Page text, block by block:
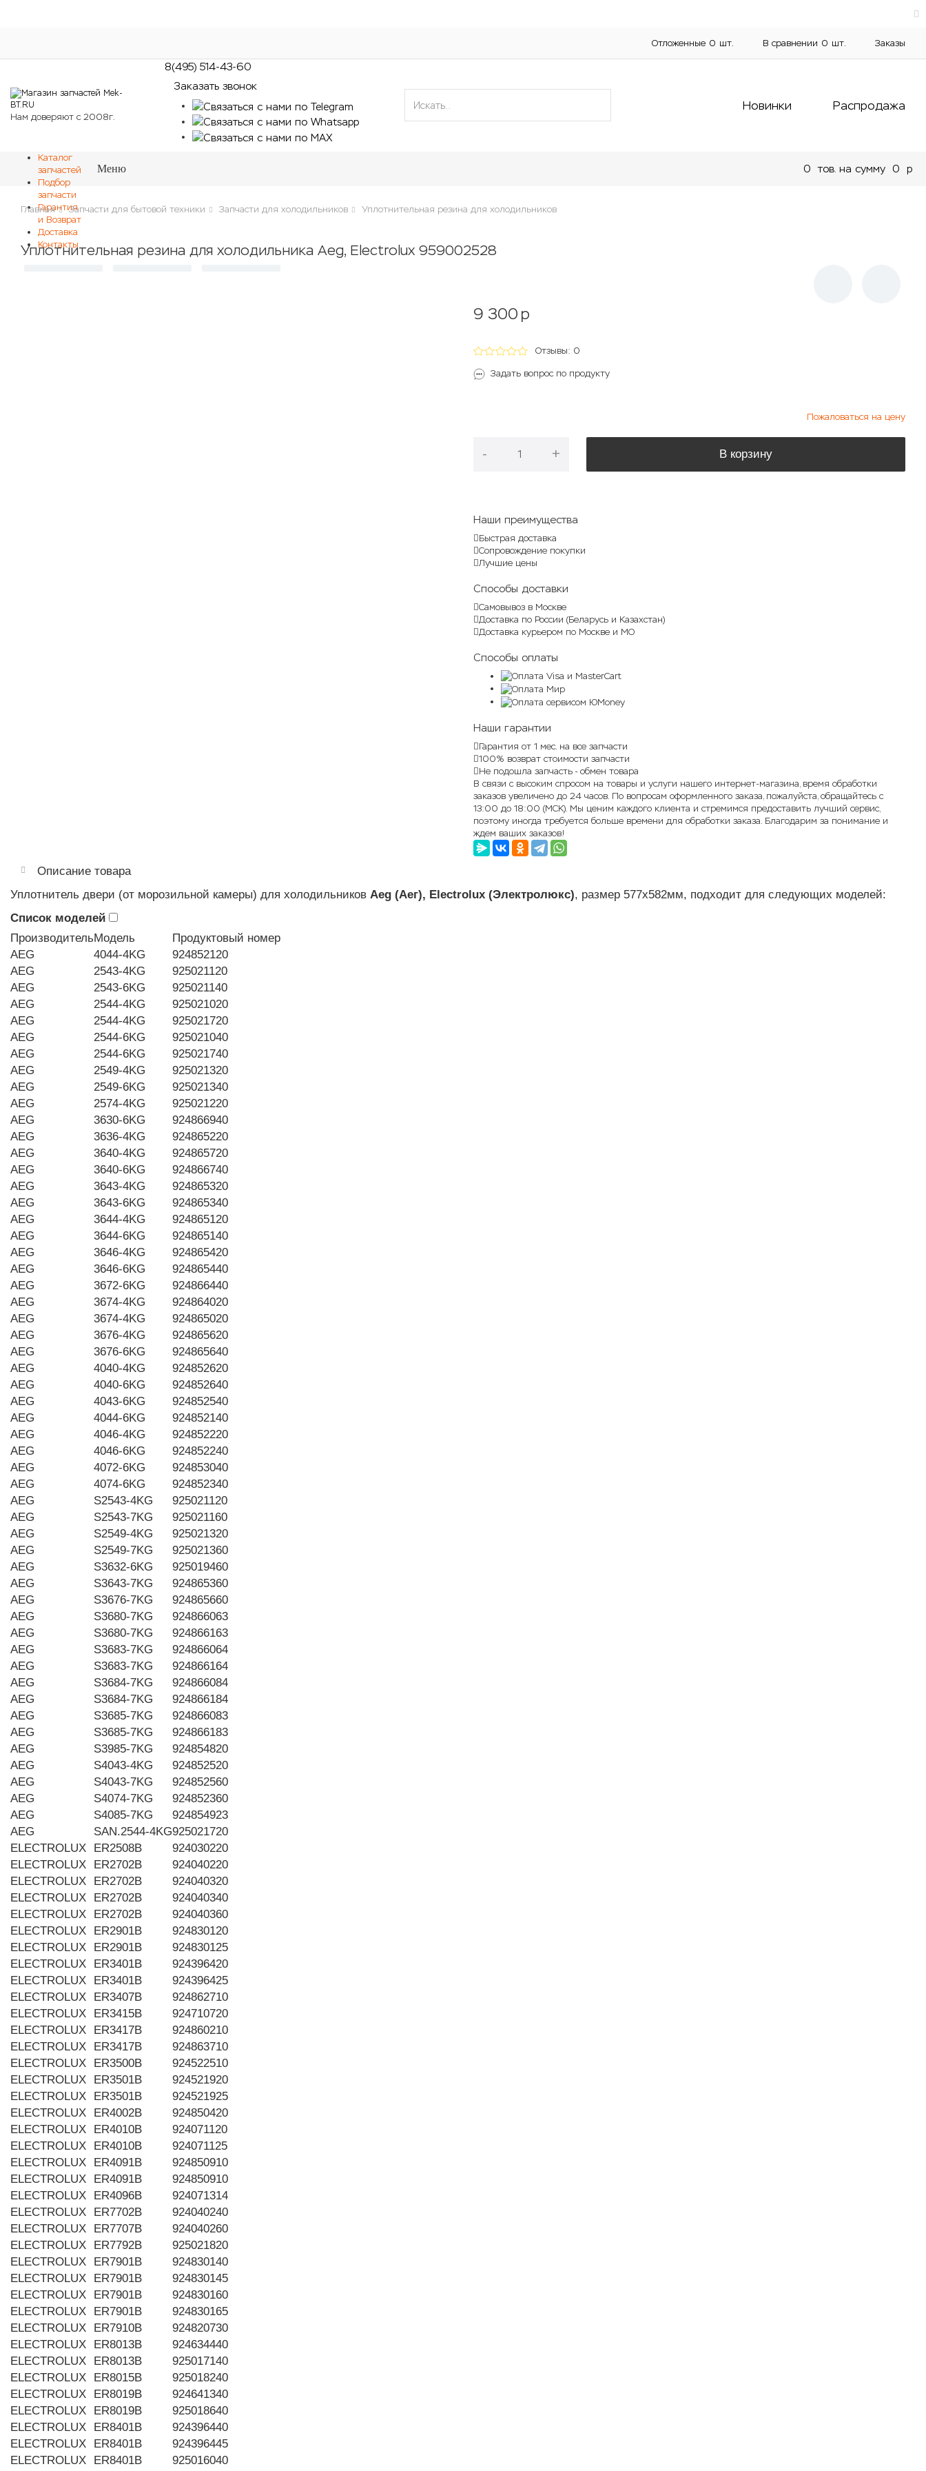
Отложенные 0 шт. В сравнении 0 шт. Заказы
Нам доверяют с 2008г.
8(495) 514-43-60
Заказать звонок
Новинки Распродажа
Каталог
запчастей
Подбор
запчасти
Гарантия
и Возврат
Доставка
Контакты
Меню 0 тов. на сумму 0 p
Главная Запчасти для бытовой техники Запчасти для холодильников Уплотнительная резина для холодильников
Уплотнительная резина для холодильника Aeg, Electrolux 959002528
9 300 p
Отзывы: 0
Задать вопрос по продукту
Пожаловаться на цену
- + В корзину
Наши преимущества
Быстрая доставка
Сопровождение покупки
Лучшие цены
Способы доставки
Самовывоз в Москве
Доставка по России (Беларусь и Казахстан)
Доставка курьером по Москве и МО
Способы оплаты
Наши гарантии
Гарантия от 1 мес. на все запчасти
100% возврат стоимости запчасти
Не подошла запчасть - обмен товара
В связи с высоким спросом на товары и услуги нашего интернет-магазина, время обработки
заказов увеличено до 24 часов. По вопросам оформленного заказа, пожалуйста, обращайтесь с
13:00 до 18:00 (МСК). Мы ценим каждого клиента и стремимся предоставить лучший сервис,
поэтому иногда требуется больше времени для обработки заказа. Благодарим за понимание и
ждем ваших заказов!
Описание товара
Уплотнитель двери (от морозильной камеры) для холодильников Aeg (Аег), Electrolux (Электролюкс), размер 577x582мм, подходит для следующих моделей:
Список моделей
ПроизводительМодель
Продуктовый номер
AEG
4044-4KG
924852120
AEG
2543-4KG
925021120
AEG
2543-6KG
925021140
AEG
2544-4KG
925021020
AEG
2544-4KG
925021720
AEG
2544-6KG
925021040
AEG
2544-6KG
925021740
AEG
2549-4KG
925021320
AEG
2549-6KG
925021340
AEG
2574-4KG
925021220
AEG
3630-6KG
924866940
AEG
3636-4KG
924865220
AEG
3640-4KG
924865720
AEG
3640-6KG
924866740
AEG
3643-4KG
924865320
AEG
3643-6KG
924865340
AEG
3644-4KG
924865120
AEG
3644-6KG
924865140
AEG
3646-4KG
924865420
AEG
3646-6KG
924865440
AEG
3672-6KG
924866440
AEG
3674-4KG
924864020
AEG
3674-4KG
924865020
AEG
3676-4KG
924865620
AEG
3676-6KG
924865640
AEG
4040-4KG
924852620
AEG
4040-6KG
924852640
AEG
4043-6KG
924852540
AEG
4044-6KG
924852140
AEG
4046-4KG
924852220
AEG
4046-6KG
924852240
AEG
4072-6KG
924853040
AEG
4074-6KG
924852340
AEG
S2543-4KG
925021120
AEG
S2543-7KG
925021160
AEG
S2549-4KG
925021320
AEG
S2549-7KG
925021360
AEG
S3632-6KG
925019460
AEG
S3643-7KG
924865360
AEG
S3676-7KG
924865660
AEG
S3680-7KG
924866063
AEG
S3680-7KG
924866163
AEG
S3683-7KG
924866064
AEG
S3683-7KG
924866164
AEG
S3684-7KG
924866084
AEG
S3684-7KG
924866184
AEG
S3685-7KG
924866083
AEG
S3685-7KG
924866183
AEG
S3985-7KG
924854820
AEG
S4043-4KG
924852520
AEG
S4043-7KG
924852560
AEG
S4074-7KG
924852360
AEG
S4085-7KG
924854923
AEG
SAN.2544-4KG925021720
ELECTROLUX
ER2508B
924030220
ELECTROLUX
ER2702B
924040220
ELECTROLUX
ER2702B
924040320
ELECTROLUX
ER2702B
924040340
ELECTROLUX
ER2702B
924040360
ELECTROLUX
ER2901B
924830120
ELECTROLUX
ER2901B
924830125
ELECTROLUX
ER3401B
924396420
ELECTROLUX
ER3401B
924396425
ELECTROLUX
ER3407B
924862710
ELECTROLUX
ER3415B
924710720
ELECTROLUX
ER3417B
924860210
ELECTROLUX
ER3417B
924863710
ELECTROLUX
ER3500B
924522510
ELECTROLUX
ER3501B
924521920
ELECTROLUX
ER3501B
924521925
ELECTROLUX
ER4002B
924850420
ELECTROLUX
ER4010B
924071120
ELECTROLUX
ER4010B
924071125
ELECTROLUX
ER4091B
924850910
ELECTROLUX
ER4091B
924850910
ELECTROLUX
ER4096B
924071314
ELECTROLUX
ER7702B
924040240
ELECTROLUX
ER7707B
924040260
ELECTROLUX
ER7792B
925021820
ELECTROLUX
ER7901B
924830140
ELECTROLUX
ER7901B
924830145
ELECTROLUX
ER7901B
924830160
ELECTROLUX
ER7901B
924830165
ELECTROLUX
ER7910B
924820730
ELECTROLUX
ER8013B
924634440
ELECTROLUX
ER8013B
925017140
ELECTROLUX
ER8015B
925018240
ELECTROLUX
ER8019B
924641340
ELECTROLUX
ER8019B
925018640
ELECTROLUX
ER8401B
924396440
ELECTROLUX
ER8401B
924396445
ELECTROLUX
ER8401B
925016040